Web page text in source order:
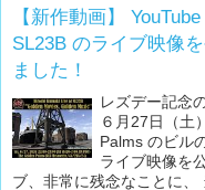
【新作動画】 YouTube
SL23B のライブ映像
ました！
レズデー記念
６月27日（土
Palms のビル
ライブ映像を
ブ、非常に残念なことに